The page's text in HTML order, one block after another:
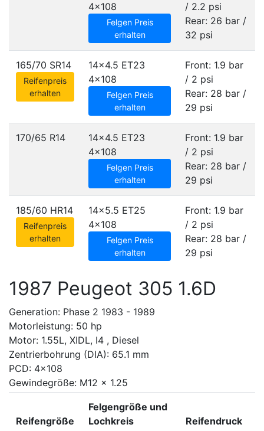
4x108
Felgen Preis
erhalten
/ 2.2 psi
Rear: 26 bar /
32 psi
165/70 SR14
Reifenpreis
erhalten
14x4.5 ET23
4x108
Felgen Preis
erhalten
Front: 1.9 bar
/ 2 psi
Rear: 28 bar /
29 psi
170/65 R14
14x4.5 ET23
4x108
Felgen Preis
erhalten
Front: 1.9 bar
/ 2 psi
Rear: 28 bar /
29 psi
185/60 HR14
Reifenpreis
erhalten
14x5.5 ET25
4x108
Felgen Preis
erhalten
Front: 1.9 bar
/ 2 psi
Rear: 28 bar /
29 psi
1987 Peugeot 305 1.6D
Generation: Phase 2 1983 - 1989
Motorleistung: 50 hp
Motor: 1.55L, XIDL, I4 , Diesel
Zentrierbohrung (DIA): 65.1 mm
PCD: 4x108
Gewindegröße: M12 x 1.25
Reifengröße
Felgengröße und
Lochkreis
Reifendruck